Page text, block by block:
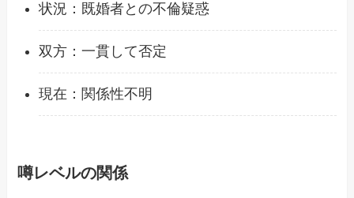
状況：既婚者との不倫疑惑
双方：一貫して否定
現在：関係性不明
噂レベルの関係